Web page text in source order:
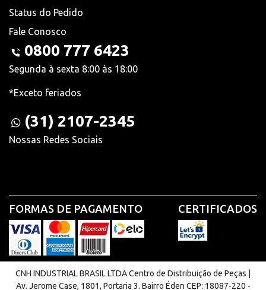
Status do Pedido
Fale Conosco
0800 777 6423
Segunda à sexta 8:00 às 18:00
*Exceto feriados
(31) 2107-2345
Nossas Redes Sociais
FORMAS DE PAGAMENTO CERTIFICADOS
CNH INDUSTRIAL BRASIL LTDA Centro de Distribuição de Peças |
Av. Jerome Case, 1801, Portaria 3. Bairro Éden CEP: 18087-220 -